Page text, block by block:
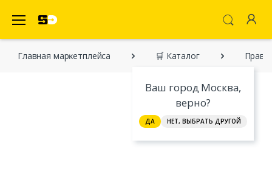
Ваш город Москва,
верно?
ДА НЕТ, ВЫБРАТЬ ДРУГОЙ
Главная марĸетплейса 🛒 Каталог